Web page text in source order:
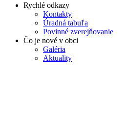
Rychlé odkazy
Kontakty
Úradná tabuľa
Povinné zverejňovanie
Čo je nové v obci
Galéria
Aktuality